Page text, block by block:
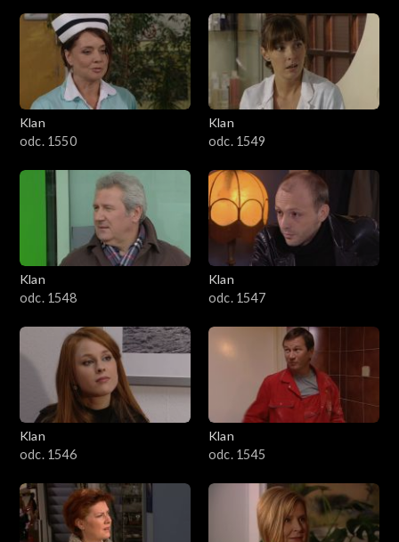
Klan
odc. 1550
Klan
odc. 1549
Klan
odc. 1548
Klan
odc. 1547
Klan
odc. 1546
Klan
odc. 1545